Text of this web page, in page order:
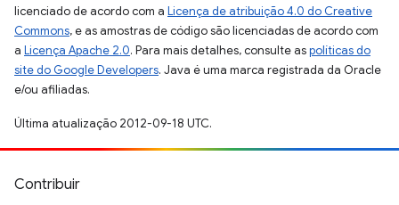
licenciado de acordo com a Licença de atribuição 4.0 do Creative
Commons, e as amostras de código são licenciadas de acordo com
a Licença Apache 2.0. Para mais detalhes, consulte aspolíticas do
site do Google Developers. Java é uma marca registrada da Oracle
e/ou afiliadas.
Última atualização 2012-09-18 UTC.
Contribuir